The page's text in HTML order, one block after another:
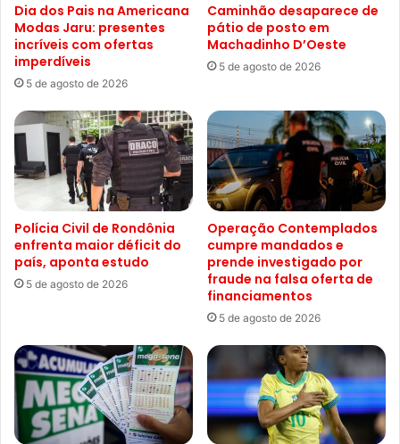
Dia dos Pais na Americana
Modas Jaru: presentes
incríveis com ofertas
imperdíveis
5 de agosto de 2026
Caminhão desaparece de
pátio de posto em
Machadinho D’Oeste
5 de agosto de 2026
Polícia Civil de Rondônia
enfrenta maior déficit do
país, aponta estudo
5 de agosto de 2026
Operação Contemplados
cumpre mandados e
prende investigado por
fraude na falsa oferta de
financiamentos
5 de agosto de 2026